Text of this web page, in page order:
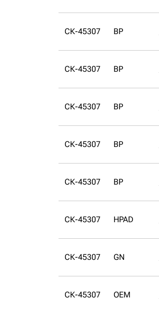
СК-45307 BP
СК-45307 BP
СК-45307 BP
СК-45307 BP
СК-45307 BP
СК-45307 HPAD
СК-45307 GN
СК-45307 OEM